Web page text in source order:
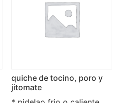
quiche de tocino, poro y
jitomate